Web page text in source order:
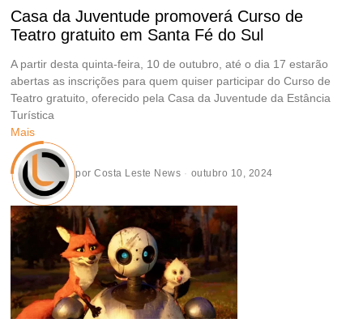
Casa da Juventude promoverá Curso de
Teatro gratuito em Santa Fé do Sul
A partir desta quinta-feira, 10 de outubro, até o dia 17 estarão
abertas as inscrições para quem quiser participar do Curso de
Teatro gratuito, oferecido pela Casa da Juventude da Estância
Turística
Mais
porCosta Leste News outubro 10, 2024